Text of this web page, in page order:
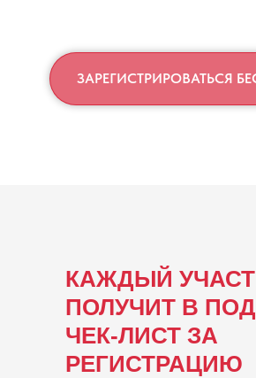
ЗАРЕГИСТРИРОВАТЬСЯ
КАЖДЫЙ
ПОЛУЧИТ В
ЧЕК-ЛИСТ ЗА
РЕГИСТРАЦИЮ